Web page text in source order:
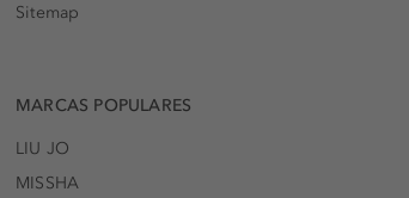
Sitemap
MARCAS POPULARES
LIU JO
MISSHA